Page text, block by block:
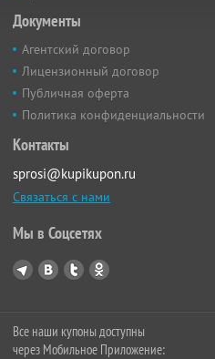
Документы
Агентский договор
Лицензионный договор
Публичная оферта
Политика конфиденциальности
Контакты
sprosi@kupikupon.ru
Связаться с нами
Мы в Соцсетях
Все наши купоны доступны
через Мобильное Приложение: